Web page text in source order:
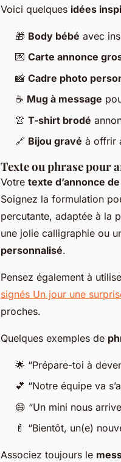
Voici quelques idées
🎁 Body bébé avec
💌 Carte annonce
📸 Cadre photo
☕ Mug à message
👚 T-shirt brodé
🔗 Bijou gravé à offrir
Texte ou phrase pour
Votre texte d’annonce
Soignez la formulation
percutante, adaptée à la
une jolie calligraphie ou
personnalisé.
Pensez également à
signés Un jour une
proches.
Quelques exemples de
🌟 “Prépare-toi à
💕 “Notre équipe va
😄 “Un mini nous
🍼 “Bientôt, un(e)
Associez toujours le